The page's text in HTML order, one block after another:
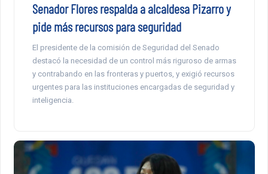
Senador Flores respalda a alcaldesa Pizarro y
pide más recursos para seguridad
El presidente de la comisión de Seguridad del Senado
destacó la necesidad de un control más riguroso de armas
y contrabando en las fronteras y puertos, y exigió recursos
urgentes para las instituciones encargadas de seguridad y
inteligencia.